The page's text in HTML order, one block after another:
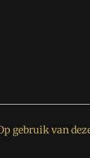
gebruik van